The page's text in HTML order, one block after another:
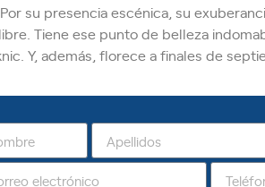
su presencia escénica, su
Tiene ese punto de belleza
Y, además, florece a finales de